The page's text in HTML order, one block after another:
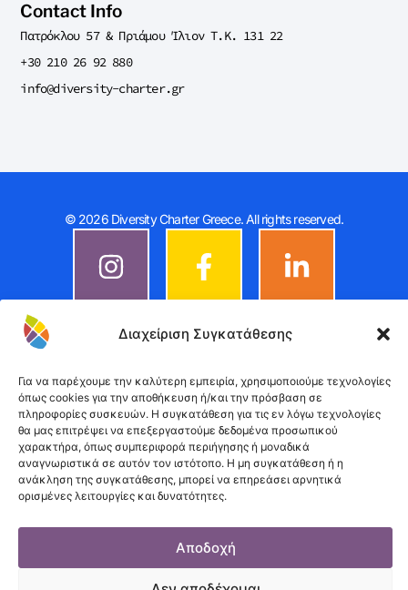
Διαχείριση Συγκατάθεσης
Για να παρέχουμε την καλύτερη εμπειρία, χρησιμοποιούμε τεχνολογίες
όπως cookies για την αποθήκευση ή/και την πρόσβαση σε
πληροφορίες συσκευών. Η συγκατάθεση για τις εν λόγω τεχνολογίες
θα μας επιτρέψει να επεξεργαστούμε δεδομένα προσωπικού
χαρακτήρα, όπως συμπεριφορά περιήγησης ή μοναδικά
αναγνωριστικά σε αυτόν τον ιστότοπο. Η μη συγκατάθεση ή η
ανάκληση της συγκατάθεσης, μπορεί να επηρεάσει αρνητικά
ορισμένες λειτουργίες και δυνατότητες.
Αποδοχή
Contact Info
Πατρόκλου 57 & Πριάμου Ίλιον T.K. 131 22
+30 210 26 92 880
info@diversity-charter.gr
© 2026 Diversity Charter Greece. All rights reserved.